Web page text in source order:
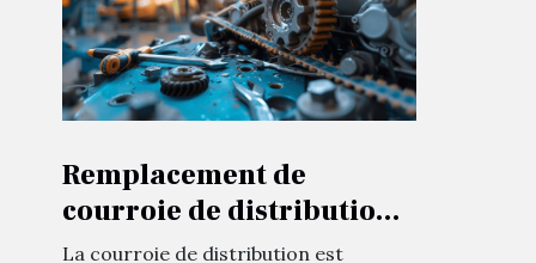
Remplacement de
courroie de distribution
indications et conseils
La courroie de distribution est